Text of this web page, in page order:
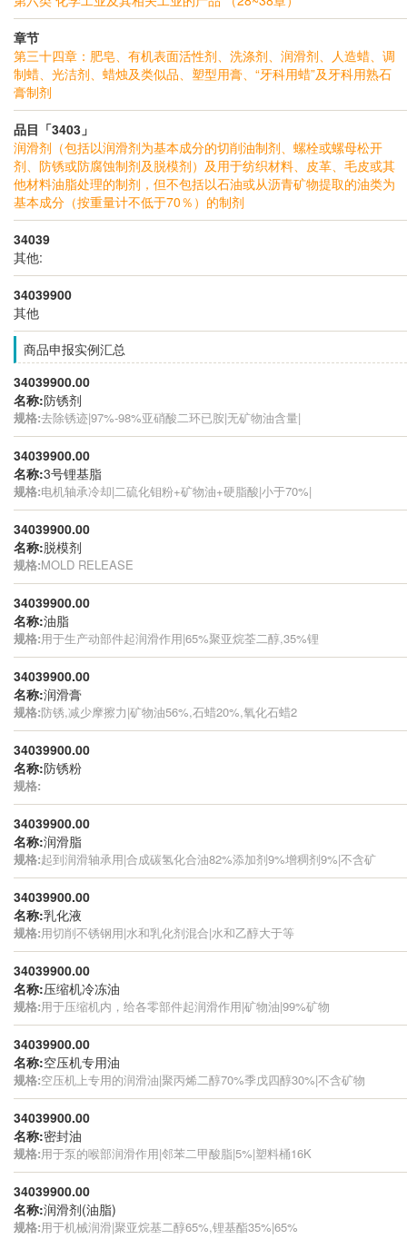
章节
第三十四章：肥皂、有机表面活性剂、洗涤剂、润滑剂、人造蜡、调
制蜡、光洁剂、蜡烛及类似品、塑型用膏、“牙科用蜡”及牙科用熟石
膏制剂
品目「3403」
润滑剂（包括以润滑剂为基本成分的切削油制剂、螺栓或螺母松开
剂、防锈或防腐蚀制剂及脱模剂）及用于纺织材料、皮革、毛皮或其
他材料油脂处理的制剂，但不包括以石油或从沥青矿物提取的油类为
基本成分（按重量计不低于70％）的制剂
34039
其他:
34039900
其他
商品申报实例汇总
34039900.00
名称:防锈剂
规格:去除锈迹|97%-98%亚硝酸二环已胺|无矿物油含量|
34039900.00
名称:3号锂基脂
规格:电机轴承冷却|二硫化钼粉+矿物油+硬脂酸|小于70%|
34039900.00
名称:脱模剂
规格:MOLD RELEASE
34039900.00
名称:油脂
规格:用于生产动部件起润滑作用|65%聚亚烷荃二醇,35%锂
34039900.00
名称:润滑膏
规格:防锈,减少摩擦力|矿物油56%,石蜡20%,氧化石蜡2
34039900.00
名称:防锈粉
规格:
34039900.00
名称:润滑脂
规格:起到润滑轴承用|合成碳氢化合油82%添加剂9%增稠剂9%|不含矿
34039900.00
名称:乳化液
规格:用切削不锈钢用|水和乳化剂混合|水和乙醇大于等
34039900.00
名称:压缩机冷冻油
规格:用于压缩机内，给各零部件起润滑作用|矿物油|99%矿物
34039900.00
名称:空压机专用油
规格:空压机上专用的润滑油|聚丙烯二醇70%季戊四醇30%|不含矿物
34039900.00
名称:密封油
规格:用于泵的喉部润滑作用|邻苯二甲酸脂|5%|塑料桶16K
34039900.00
名称:润滑剂(油脂)
规格:用于机械润滑|聚亚烷基二醇65%,锂基酯35%|65%